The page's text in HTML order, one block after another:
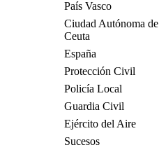
País Vasco
Ciudad Autónoma de
Ceuta
España
Protección Civil
Policía Local
Guardia Civil
Ejército del Aire
Sucesos